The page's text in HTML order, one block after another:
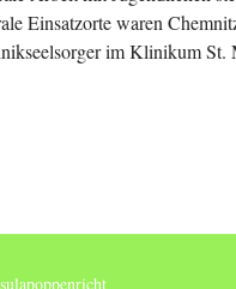
Einsatzorte waren
im Klinikum